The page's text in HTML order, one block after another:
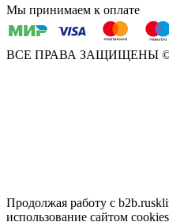
Мы принимаем к оплате
ВСЕ ПРАВА ЗАЩИЩЕНЫ
Продолжая работу с
использование сайтом